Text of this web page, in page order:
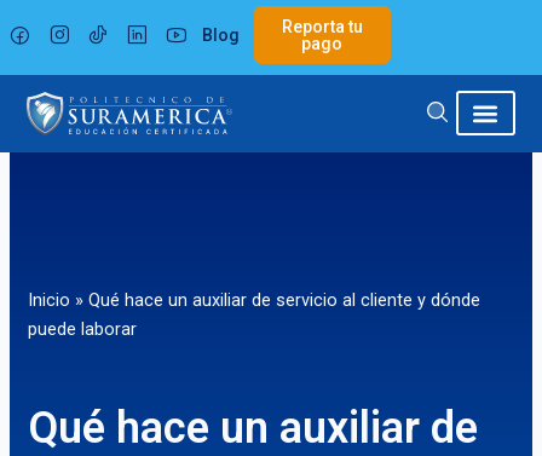
al
contenido
Blog
Reporta tu
pago
Inicio » Qué hace un auxiliar de servicio al cliente y dónde
puede laborar
Qué hace un auxiliar de